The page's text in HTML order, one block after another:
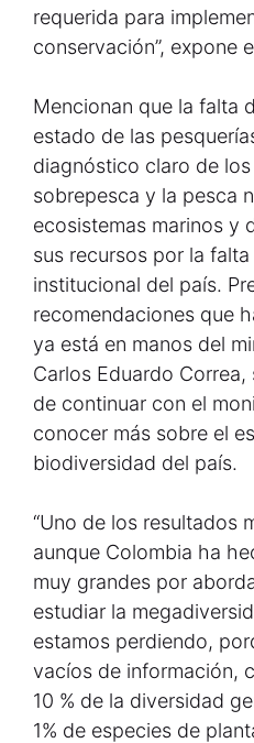
requerida para
conservación”, expone
Mencionan que la falta
estado de las
diagnóstico claro de
sobrepesca y la pesca
ecosistemas marinos y
sus recursos por la
institucional del país.
recomendaciones que
ya está en manos del
Carlos Eduardo
de continuar con el
conocer más sobre el
biodiversidad del país.
“Uno de los resultados
aunque Colombia ha
muy grandes por
estudiar la
estamos perdiendo,
vacíos de información,
10 % de la diversidad
1% de especies de